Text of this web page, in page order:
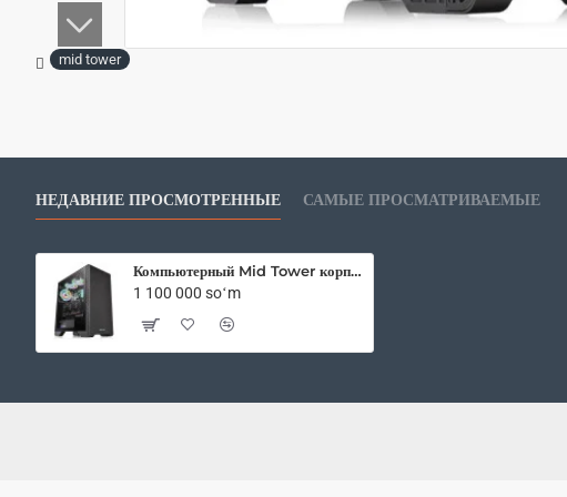
mid tower
НЕДАВНИЕ ПРОСМОТРЕННЫЕ САМЫЕ ПРОСМАТРИВАЕМЫЕ
Компьютерный Mid Tower корпус Thermaltake S300 TG CA-1P5-00M1WN-00
1 100 000 soʻm